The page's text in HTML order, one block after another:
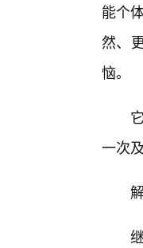
能个
然、
恼。
一次